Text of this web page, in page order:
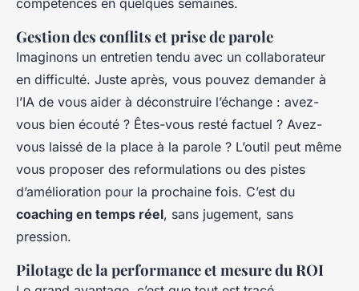
compétences en quelques semaines.
Gestion des conflits et prise de parole
Imaginons un entretien tendu avec un collaborateur
en difficulté. Juste après, vous pouvez demander à
l’IA de vous aider à déconstruire l’échange : avez-
vous bien écouté ? Êtes-vous resté factuel ? Avez-
vous laissé de la place à la parole ? L’outil peut même
vous proposer des reformulations ou des pistes
d’amélioration pour la prochaine fois. C’est du
coaching en temps réel, sans jugement, sans
pression.
Pilotage de la performance et mesure du ROI